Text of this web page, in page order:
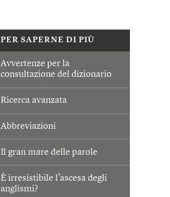
PER SAPERNE DI PIÙ
Avvertenze per la
consultazione del dizionario
Ricerca avanzata
Abbreviazioni
Il gran mare delle parole
È irresistibile l’ascesa degli
anglismi?